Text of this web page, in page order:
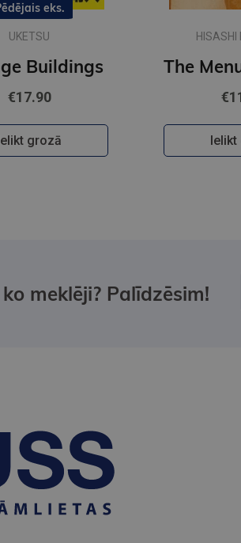
eks.
UKETSU
Buildings
€17.90
grozā
HISASHI
Ielikt
meklēji? Palīdzēsim!